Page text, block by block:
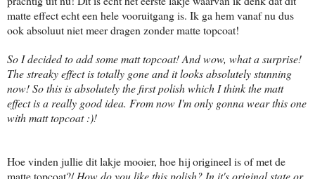
matte effect echt een hele vooruitgang is. Ik ga hem vanaf nu dus
ook absoluut niet meer dragen zonder matte topcoat!
So I decided to add some matt topcoat! And wow, what a surprise!
The streaky effect is totally gone and it looks absolutely stunning
now! So this is absolutely the first polish which I think the matt
effect is a really good idea. From now I'm only gonna wear this one
with matt topcoat :)!
Hoe vinden jullie dit lakje mooier, hoe hij origineel is of met de
matte topcoat?/How do you like this polish? In it's original state or